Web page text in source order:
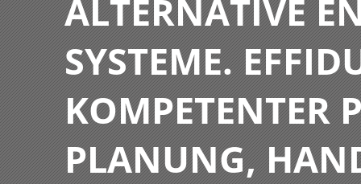
ALTERNATIVE
SYSTEME.
KOMPETENTER
PLANUNG,